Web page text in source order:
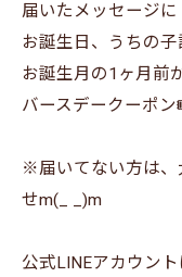
届いたメッセージに
お誕生日、うちの
お誕生月の1ヶ月前
バースデークーポ
※届いてない方は、
せm(_ _)m⁡
公式LINEアカウント